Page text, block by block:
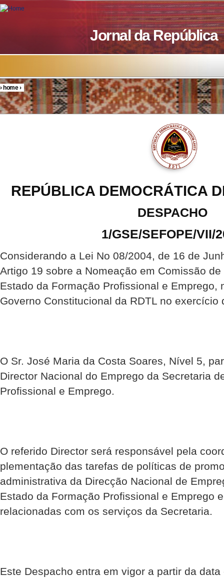
Skip to main content
Jornal da República
You are here
›home›
REPÚBLICA DEMOCRÁTICA
DESPACHO
1/GSE/SEFOPE/VII/
Considerando a Lei No 08/2004, de 16 de
Artigo 19 sobre a Nomeação em Comissão
Estado da Formação Profissional e Emprego,
Governo Constitucional da RDTL no
O Sr. José Maria da Costa Soares, Nível 5,
Director Nacional do Emprego da Secretaria
Profissional e Emprego.
O referido Director será responsável pela
plementação das tarefas de políticas de
administrativa da Direcção Nacional de
Estado da Formação Profissional e Emprego
relacionadas com os serviços da Secretaria.
Este Despacho entra em vigor a partir da